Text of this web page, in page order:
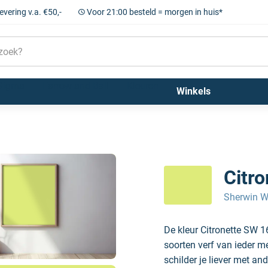
v.a. €50,- Voor 21:00 besteld = morgen in huis*
Winkels
Sherwin
De kleur Citronette SW
soorten verf van ieder
schilder je liever met